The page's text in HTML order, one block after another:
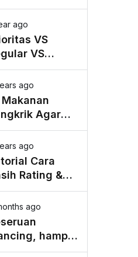
Ranting
Dan
ago
VS
VS
Mana
Paling
untuk
ago
Makanan
Agar
Kicau
Maksimal
ago
Cara
Rating &
untuk Driver
Ride
ago
hampir
gara-